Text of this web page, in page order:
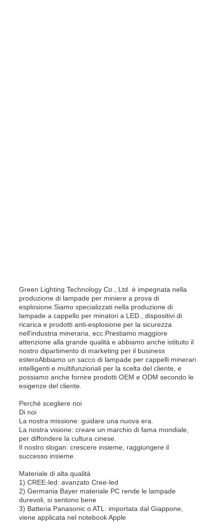
Green Lighting Technology Co., Ltd. è impegnata nella
produzione di lampade per miniere a prova di
esplosione.Siamo specializzati nella produzione di
lampade a cappello per minatori a LED., dispositivi di
ricarica e prodotti anti-esplosione per la sicurezza
nell'industria mineraria, ecc.Prestiamo maggiore
attenzione alla grande qualità e abbiamo anche istituito il
nostro dipartimento di marketing per il business
esteroAbbiamo un sacco di lampade per cappelli minerari
intelligenti e multifunzionali per la scelta del cliente, e
possiamo anche fornire prodotti OEM e ODM secondo le
esigenze del cliente.
Perché scegliere noi
Di noi
La nostra missione: guidare una nuova era.
La nostra visione: creare un marchio di fama mondiale,
per diffondere la cultura cinese.
Il nostro slogan: crescere insieme, raggiungere il
successo insieme.
Materiale di alta qualità
1) CREE-led: avanzato Cree-led
2) Germania Bayer materiale PC rende le lampade
durevoli, si sentono bene
3) Batteria Panasonic o ATL: importata dal Giappone,
viene applicata nel notebook Apple